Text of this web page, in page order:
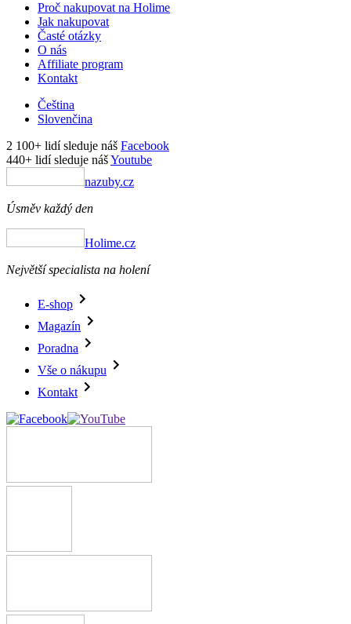
Proč nakupovat na Holime
Jak nakupovat
Časté otázky
O nás
Affiliate program
Kontakt
Čeština
Slovenčina
2 100+ lidí sleduje náš Facebook
440+ lidí sleduje nášYoutube
nazuby.cz
Úsměv každý den
Holime.cz
Největší specialista na holení
E-shop
Magazín
Poradna
Vše o nákupu
Kontakt